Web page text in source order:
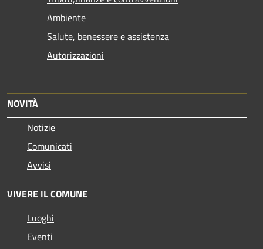
Ambiente
Salute, benessere e assistenza
Autorizzazioni
NOVITÀ
Notizie
Comunicati
Avvisi
VIVERE IL COMUNE
Luoghi
Eventi